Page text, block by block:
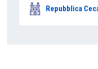
Repubblica